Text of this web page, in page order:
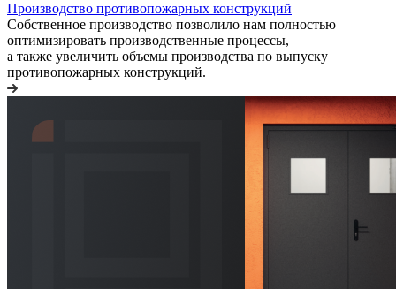
Производство противопожарных конструкций
Собственное производство позволило нам полностью
оптимизировать производственные процессы,
а также увеличить объемы производства по выпуску
противопожарных конструкций.